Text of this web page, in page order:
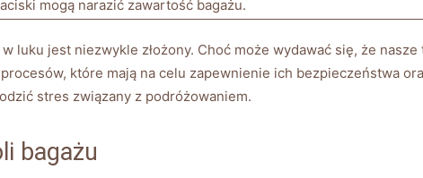
mogą narazić zawartość bagażu.
luku jest niezwykle ⁢złożony. ⁣Choć ⁤może⁤ wydawać się, że
które mają na celu zapewnienie ⁤ich ‌bezpieczeństwa
stres związany z podróżowaniem.
bagażu